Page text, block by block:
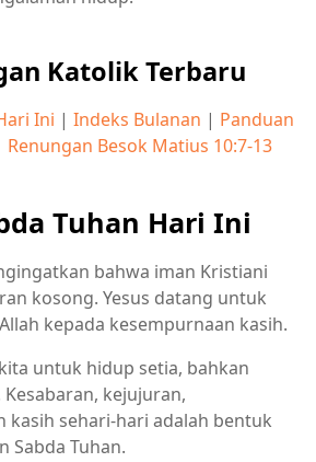
Katolik Terbaru
Ini | Indeks Bulanan | Panduan
Renungan Besok Matius 10:7-13
Tuhan Hari Ini
bahwa iman Kristiani
kosong. Yesus datang untuk
kepada kesempurnaan kasih.
untuk hidup setia, bahkan
kejujuran,
kasih sehari-hari adalah bentuk
Sabda Tuhan.